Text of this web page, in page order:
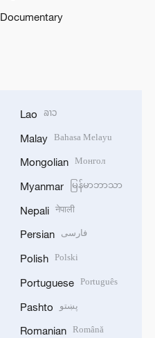
Documentary
Lao ລາວ
Malay Bahasa Melayu
Mongolian Монгол
Myanmar မြန်မာဘာသာ
Nepali नेपाली
Persian فارسی
Polish Polski
Portuguese Português
Pashto پښتو
Romanian Română